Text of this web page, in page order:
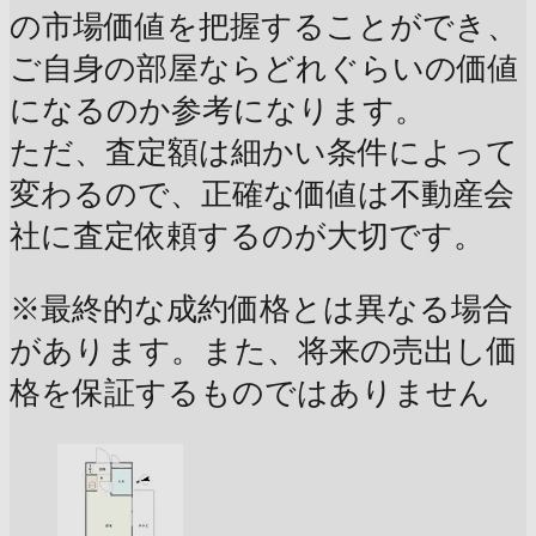
の市場価値を把握することができ、
ご自身の部屋ならどれぐらいの価値
になるのか参考になります。
ただ、査定額は細かい条件によって
変わるので、正確な価値は不動産会
社に査定依頼するのが大切です。
※最終的な成約価格とは異なる場合
があります。また、将来の売出し価
格を保証するものではありません